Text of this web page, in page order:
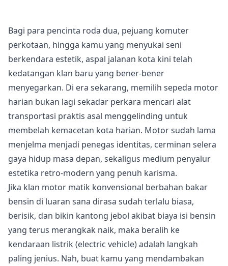
Bagi para pencinta roda dua, pejuang komuter
perkotaan, hingga kamu yang menyukai seni
berkendara estetik, aspal jalanan kota kini telah
kedatangan klan baru yang bener-bener
menyegarkan. Di era sekarang, memilih sepeda motor
harian bukan lagi sekadar perkara mencari alat
transportasi praktis asal menggelinding untuk
membelah kemacetan kota harian. Motor sudah lama
menjelma menjadi penegas identitas, cerminan selera
gaya hidup masa depan, sekaligus medium penyalur
estetika retro-modern yang penuh karisma.
Jika klan motor matik konvensional berbahan bakar
bensin di luaran sana dirasa sudah terlalu biasa,
berisik, dan bikin kantong jebol akibat biaya isi bensin
yang terus merangkak naik, maka beralih ke
kendaraan listrik (electric vehicle) adalah langkah
paling jenius. Nah, buat kamu yang mendambakan